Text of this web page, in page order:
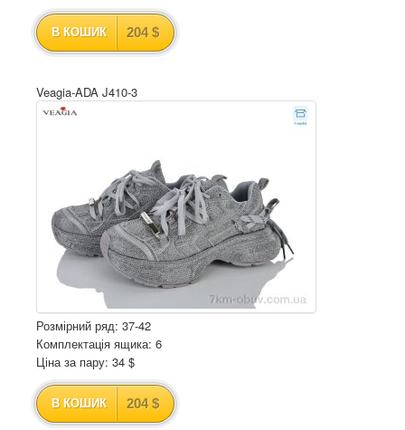
В КОШИК 204 $
Veagia-ADA J410-3
Розмірний ряд: 37-42
Комплектація ящика: 6
Ціна за пару: 34 $
В КОШИК 204 $